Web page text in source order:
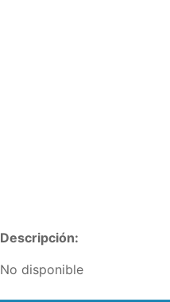
Descripción:
No disponible